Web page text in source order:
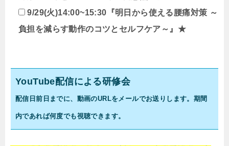
9/29(火)14:00~15:30『明日から使える腰痛対策 ～
負担を減らす動作のコツとセルフケア～』★
YouTube配信による研修会
配信日前日までに、動画のURLをメールでお送りします。期間
内であれば何度でも視聴できます。